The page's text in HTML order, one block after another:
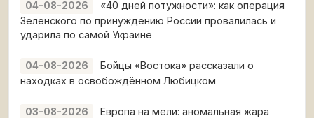
04-08-2026
«40 дней потужности»: как операция
Зеленского по принуждению России провалилась и
ударила по самой Украине
04-08-2026
Бойцы «Востока» рассказали о
находках в освобождённом Любицком
03-08-2026
Европа на мели: аномальная жара